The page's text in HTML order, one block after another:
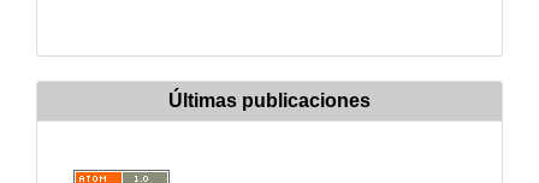
Últimas publicaciones